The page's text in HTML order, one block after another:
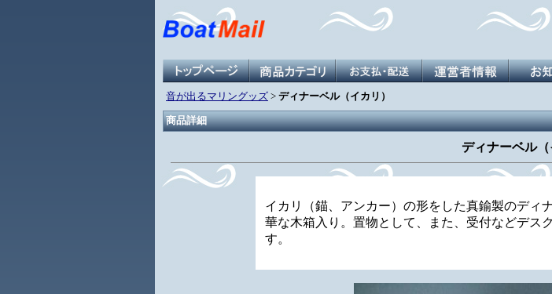
音が出るマリングッズ > ディナーベル（イカリ）
商品詳細
ディナーベル（
イカリ（錨、アンカー）の形をした真鍮製のディ
華な木箱入り。置物として、また、受付などデス
す。